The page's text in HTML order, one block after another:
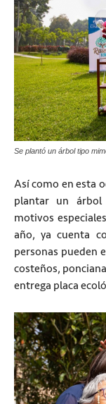
Se plantó un árbol tipo
Así como en esta
plantar un
motivos
año, ya cuenta
personas pueden
costeños,
entrega placa